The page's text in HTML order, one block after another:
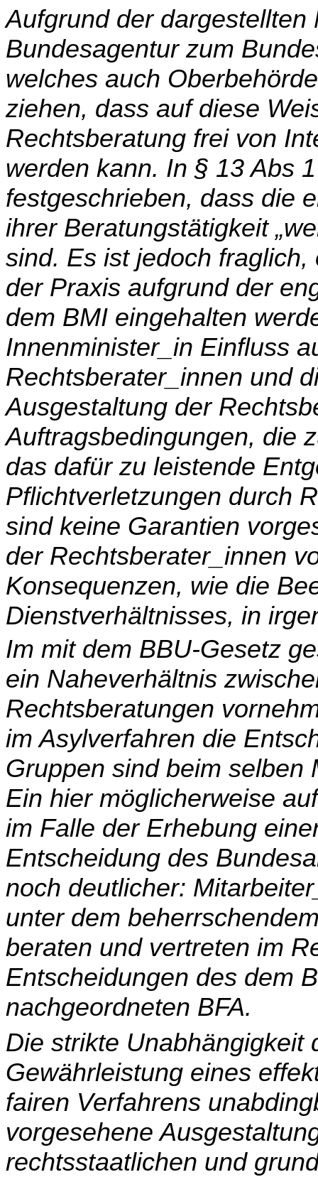
Aufgrund der dargestellten
Bundesagentur zum
welches auch
ziehen, dass auf diese
Rechtsberatung frei von
werden kann. In § 13 Abs
festgeschrieben, dass die
ihrer Beratungstätigkeit
sind. Es ist jedoch
der Praxis aufgrund der
dem BMI eingehalten
Innenminister_in Einfluss
Rechtsberater_innen und
Ausgestaltung der
Auftragsbedingungen, die
das dafür zu leistende
Pflichtverletzungen durch
sind keine Ga­rantien
der Rechtsberater_innen
Konsequenzen, wie die
Dienstverhältnisses, in
Im mit dem BBU-Gesetz
ein Naheverhältnis
Rechtsberatungen
im Asylverfahren die
Gruppen sind beim selben
Ein hier möglicherweise
im Falle der Erhebung
Entscheidung des
noch deutlicher:
unter dem
beraten und vertreten im
Entscheidungen des dem
nachgeordneten BFA.
Die strikte Unabhängigkeit
Gewährleistung eines
fairen Verfahrens
vorgesehene
rechtsstaatlichen und